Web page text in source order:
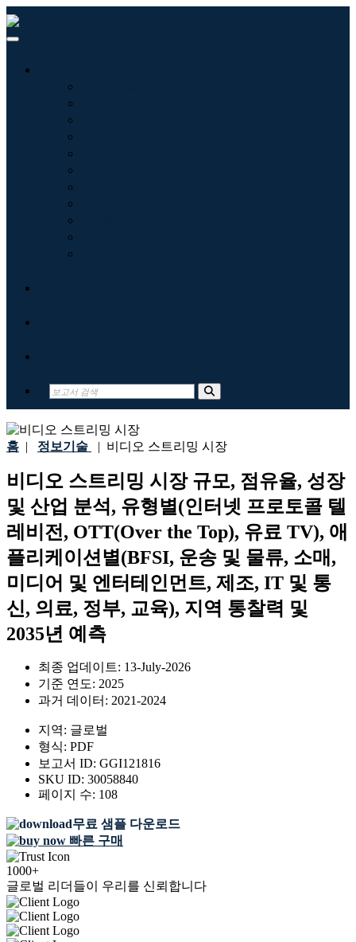
홈 | 정보기술 | 비디오 스트리밍 시장
비디오 스트리밍 시장 규모, 점유율, 성장
및 산업 분석, 유형별(인터넷 프로토콜 텔
레비전, OTT(Over the Top), 유료 TV), 애
플리케이션별(BFSI, 운송 및 물류, 소매,
미디어 및 엔터테인먼트, 제조, IT 및 통
신, 의료, 정부, 교육), 지역 통찰력 및
2035년 예측
최종 업데이트: 13-July-2026
기준 연도: 2025
과거 데이터: 2021-2024
지역: 글로벌
형식: PDF
보고서 ID: GGI121816
SKU ID: 30058840
페이지 수: 108
무료 샘플 다운로드
빠른 구매
1000+
글로벌 리더들이 우리를 신뢰합니다